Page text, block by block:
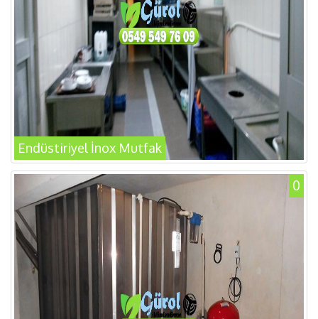
Endüstiriyel İnox Mutfak
0